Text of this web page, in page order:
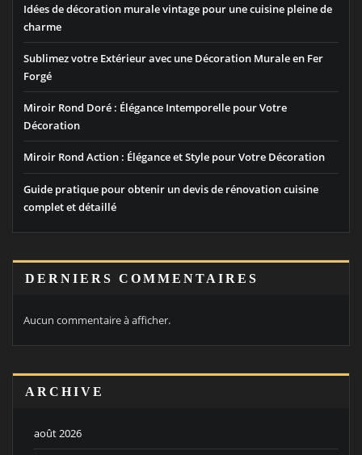
Idées de décoration murale vintage pour une cuisine pleine de
charme
Sublimez votre Extérieur avec une Décoration Murale en Fer
Forgé
Miroir Rond Doré : Élégance Intemporelle pour Votre
Décoration
Miroir Rond Action : Élégance et Style pour Votre Décoration
Guide pratique pour obtenir un devis de rénovation cuisine
complet et détaillé
DERNIERS COMMENTAIRES
Aucun commentaire à afficher.
ARCHIVE
août 2026